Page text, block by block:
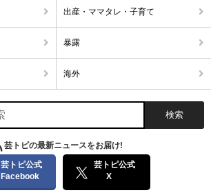
出産・ママタレ・子育て
暴露
海外
芸トピの最新ニュースをお届け!
芸トピ公式
Facebook
芸トピ公式
X